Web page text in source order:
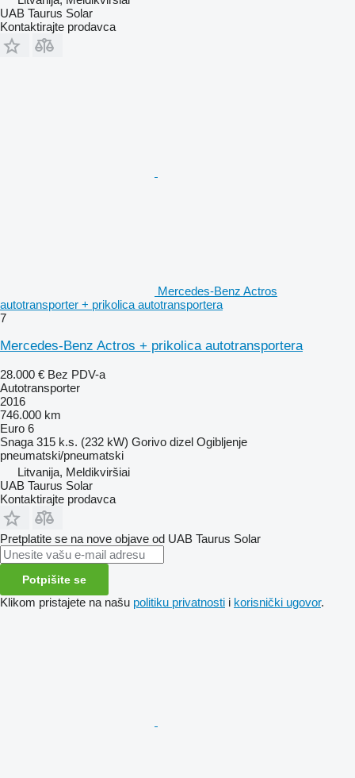
UAB Taurus Solar
Kontaktirajte prodavca
Mercedes-Benz Actros
autotransporter + prikolica autotransportera
7
Mercedes-Benz Actros + prikolica autotransportera
28.000 € Bez PDV-a
Autotransporter
2016
746.000 km
Euro 6
Snaga 315 k.s. (232 kW) Gorivo dizel Ogibljenje
pneumatski/pneumatski
Litvanija, Meldikviršiai
UAB Taurus Solar
Kontaktirajte prodavca
Pretplatite se na nove objave od UAB Taurus Solar
Potpišite se
Klikom pristajete na našu politiku privatnosti i korisnički ugovor.